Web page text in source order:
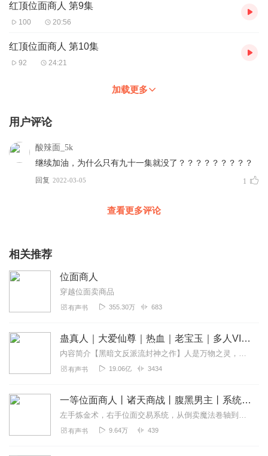
红顶位面商人 第9集
100 20:56
红顶位面商人 第10集
92 24:21
加载更多
用户评论
酸辣面_5k
继续加油，为什么只有九十一集就没了？？？？？？？？？
回复 2022-03-05 1
查看更多评论
相关推荐
位面商人
穿越位面卖商品
有声书 355.30万 683
蛊真人｜大爱仙尊｜热血｜老宝玉｜多人VIP免费有声剧
内容简介【黑暗文反派流封神之作】人是万物之灵，蛊是天地真精。一个穿越者不断重生的故事。一个养蛊、炼蛊、用蛊的奇特世界。配音组（男角色）老宝玉旁白...
有声书 19.06亿 3434
一等位面商人丨诸天商战丨腹黑男主丨系统暴富丨炼金权谋丨爆笑逆袭丨多人有声剧
左手炼金术，右手位面交易系统，从倒卖魔法卷轴到操控帝国经济
有声书 9.64万 439